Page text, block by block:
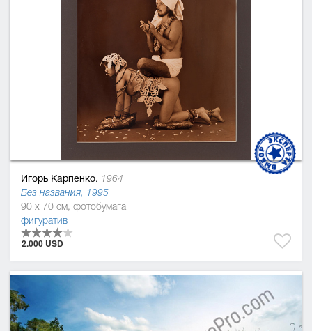
Игорь Карпенко, 1964
Без названия, 1995
90 x 70 см, фотобумага
фигуратив
2.000 USD